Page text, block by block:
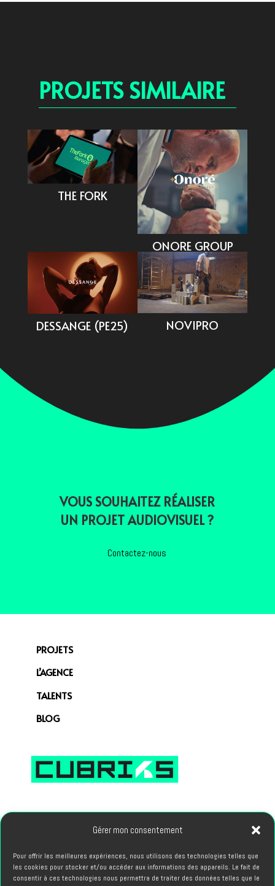
Gérer mon consentement
Pour offrir les meilleures expériences, nous utilisons des technologies telles que
les cookies pour stocker et/ou accéder aux informations des appareils. Le fait de
consentir à ces technologies nous permettra de traiter des données telles que le
PROJETS SIMILAIRE
THE FORK
ONORE GROUP
DESSANGE (PE25) NOVIPRO
VOUS SOUHAITEZ RÉALISER
UN PROJET AUDIOVISUEL ?
Contactez-nous
PROJETS
L’AGENCE
TALENTS
BLOG
PROJETS
hello@cubriks.com